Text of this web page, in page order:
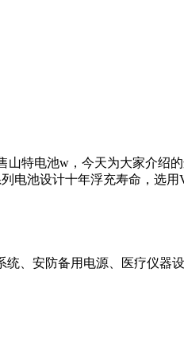
山特电池w，今天为大家介绍
电池设计十年浮充寿命，选
统、安防备用电源、医疗仪器